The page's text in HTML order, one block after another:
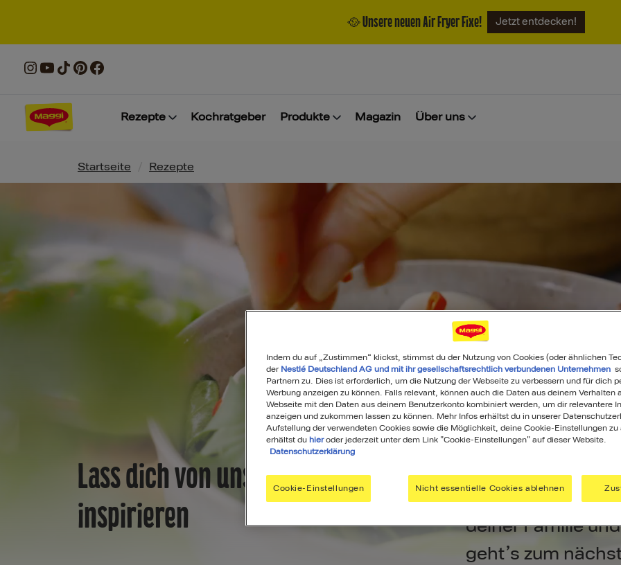
🥘 Unsere neuen Air Fryer Fixe! Jetzt entdecken!
Rezepte Kochratgeber Produkte Magazin Über uns
Pfadnavigation
Startseite Rezepte
Lass dich von unseren Rezepten
inspirieren
Glänze bei der
einem tollen
deiner Familie
geht’s zum
Indem du auf „Zustimmen“ klickst, stimmst du der Nutzung von Cookies (oder ähnlichen
der Nestlé Deutschland AG und mit ihr gesellschaftsrechtlich verbundenen Unternehmen
Partnern zu. Dies ist erforderlich, um die Nutzung der Webseite zu verbessern und für dich
Werbung anzeigen zu können. Falls relevant, können auch die Daten aus deinem Verhalten
Webseite mit den Daten aus deinem Benutzerkonto kombiniert werden, um dir relevantere
anzeigen und zukommen lassen zu können. Mehr Infos erhältst du in unserer
Aufstellung der verwendeten Cookies sowie die Möglichkeit, deine Cookie-Einstellungen zu
erhältst du hieroder jederzeit unter dem Link "Cookie-Einstellungen" auf dieser Website.
Datenschutzerklärung
Cookie-Einstellungen Nicht essentielle Cookies ablehnen